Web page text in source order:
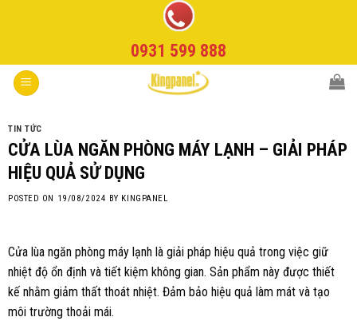
0931 599 888
TIN TỨC
CỬA LÙA NGĂN PHÒNG MÁY LẠNH – GIẢI PHÁP
HIỆU QUẢ SỬ DỤNG
POSTED ON 19/08/2024 BY KINGPANEL
Cửa lùa ngăn phòng máy lạnh là giải pháp hiệu quả trong việc giữ
nhiệt độ ổn định và tiết kiệm không gian. Sản phẩm này được thiết
kế nhằm giảm thất thoát nhiệt. Đảm bảo hiệu quả làm mát và tạo
môi trường thoải mái.